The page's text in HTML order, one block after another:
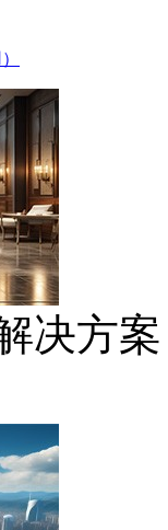
决方案